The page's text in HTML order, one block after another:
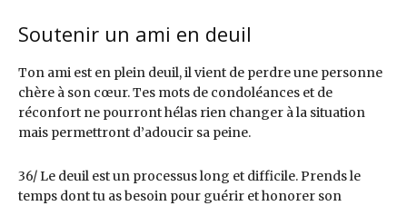
Soutenir un ami en deuil
Ton ami est en plein deuil, il vient de perdre une personne
chère à son cœur. Tes mots de condoléances et de
réconfort ne pourront hélas rien changer à la situation
mais permettront d’adoucir sa peine.
36/ Le deuil est un processus long et difficile. Prends le
temps dont tu as besoin pour guérir et honorer son